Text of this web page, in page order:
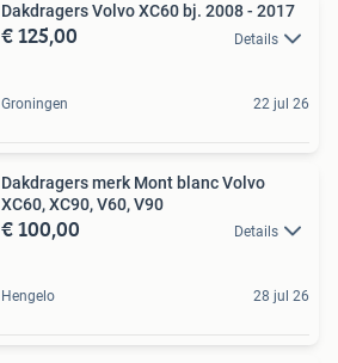
Dakdragers Volvo XC60 bj. 2008 - 2017
€ 125,00 Details
Groningen 22 jul 26
Dakdragers merk Mont blanc Volvo
XC60, XC90, V60, V90
€ 100,00 Details
Hengelo 28 jul 26